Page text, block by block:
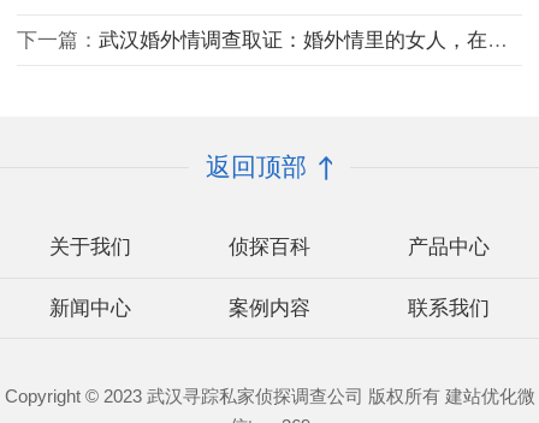
下一篇： 武汉婚外情调查取证：婚外情里的女人，在什么情况下，会主动退出
返回顶部
关于我们 侦探百科 产品中心
新闻中心 案例内容 联系我们
Copyright © 2023 武汉寻踪私家侦探调查公司 版权所有 建站优化微